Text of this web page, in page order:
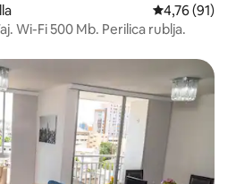
Prosječna
4,76 (91)
Wi-Fi 500 Mb. Perilica rublja.